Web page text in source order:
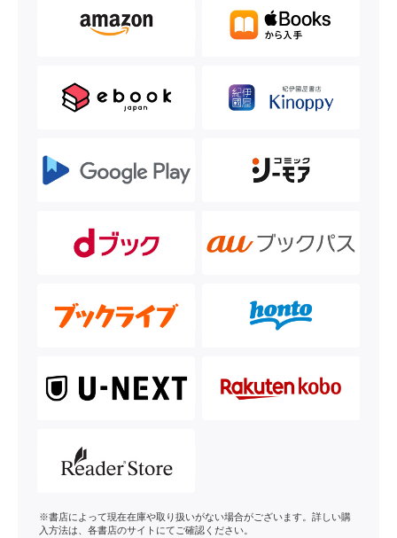
※書店によって現在在庫や取り扱いがない場合がございます。詳しい購
入方法は、各書店のサイトにてご確認ください。